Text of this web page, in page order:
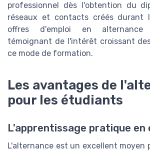
professionnel dès l'obtention du
réseaux et contacts créés durant
offres d'emploi en alternance
témoignant de l'intérêt croissant
ce mode de formation.
Les avantages de
pour les étudiants
L'apprentissage pratique en
L'alternance est un excellent moyen